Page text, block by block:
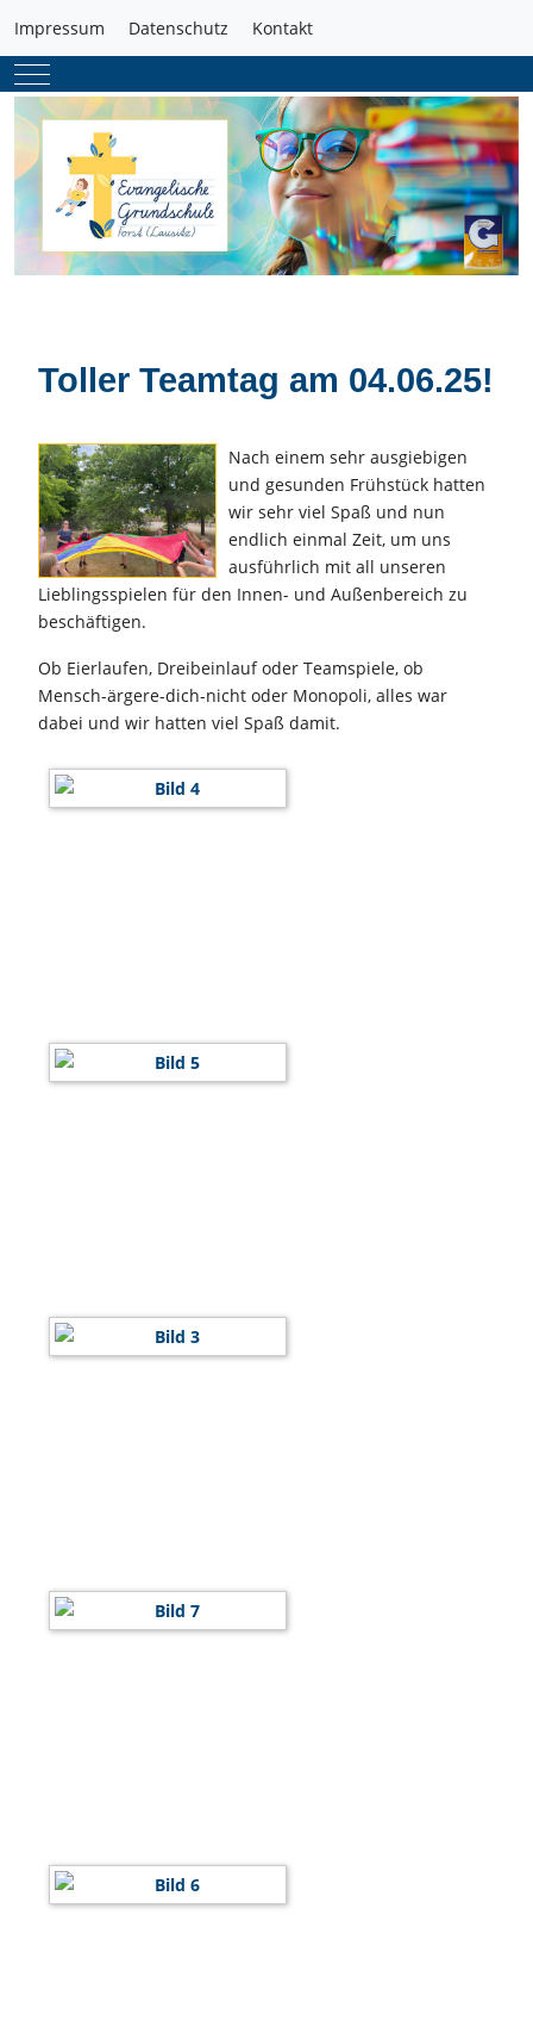
Impressum Datenschutz
Kontakt
Mobile Menu Toggle
Toller Teamtag am 04.06.25!
Nach einem sehr ausgiebigen
und gesunden Frühstück hatten
wir sehr viel Spaß und nun
endlich einmal Zeit, um uns
ausführlich mit all unseren
Lieblingsspielen für den Innen- und Außenbereich zu
beschäftigen.
Ob Eierlaufen, Dreibeinlauf oder Teamspiele, ob
Mensch-ärgere-dich-nicht oder Monopoli, alles war
dabei und wir hatten viel Spaß damit.